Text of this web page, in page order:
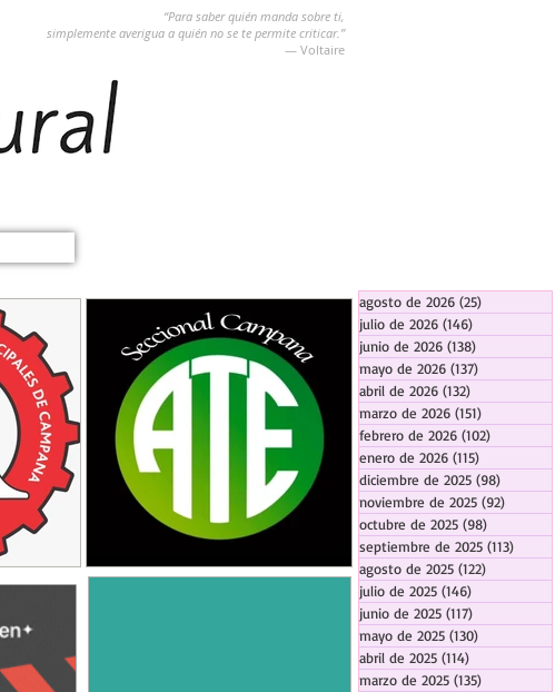
“Para saber quién manda sobre ti,
simplemente averigua a quién no se te permite criticar.”
― Voltaire
agosto de 2026 (25)
julio de 2026 (146)
junio de 2026 (138)
mayo de 2026 (137)
abril de 2026 (132)
marzo de 2026 (151)
febrero de 2026 (102)
enero de 2026 (115)
diciembre de 2025 (98)
noviembre de 2025 (92)
octubre de 2025 (98)
septiembre de 2025 (113)
agosto de 2025 (122)
julio de 2025 (146)
junio de 2025 (117)
mayo de 2025 (130)
abril de 2025 (114)
marzo de 2025 (135)